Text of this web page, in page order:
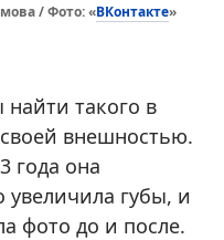
/ Фото: «ВКонтакте»
такого в
внешностью.
года она
увеличила губы, и
фото до и после.